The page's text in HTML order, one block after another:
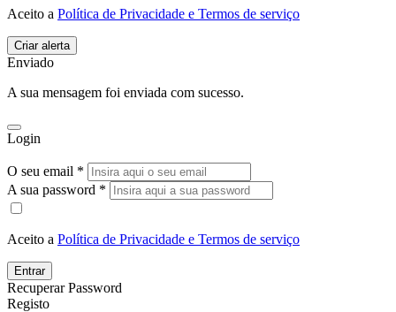
Aceito a Política de Privacidade e Termos de serviço
Enviado
A sua mensagem foi enviada com sucesso.
Login
O seu email *
A sua password *
Aceito a Política de Privacidade e Termos de serviço
Entrar
Recuperar Password
Registo